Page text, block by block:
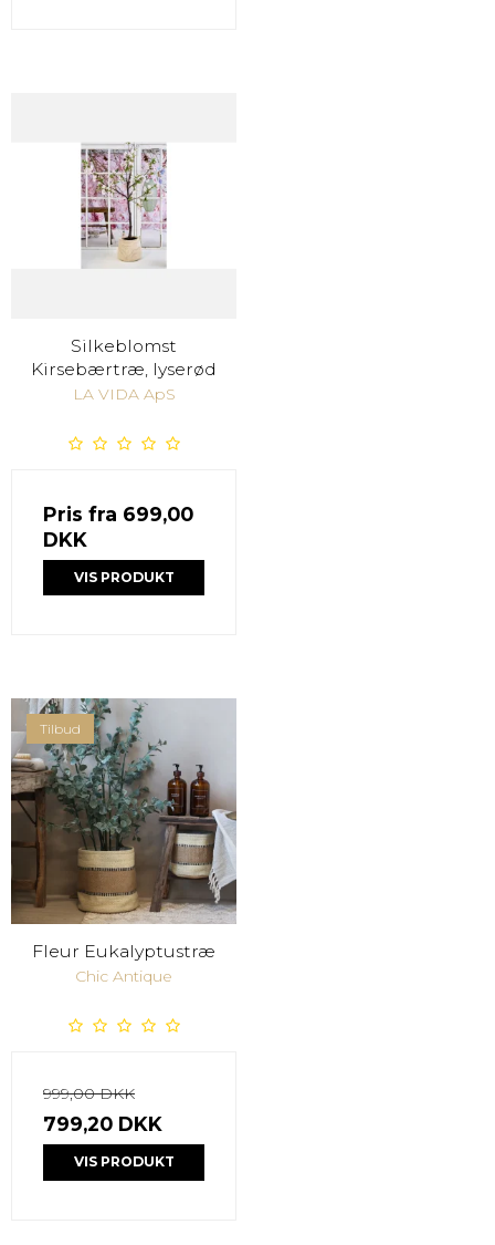
Silkeblomst
Kirsebærtræ, lyserød
LA VIDA ApS
Pris fra 699,00
DKK
VIS PRODUKT
Tilbud
Fleur Eukalyptustræ
Chic Antique
999,00 DKK
799,20 DKK
VIS PRODUKT